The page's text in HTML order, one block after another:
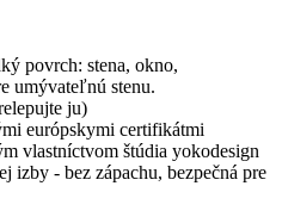
povrch: stena, okno,
umývateľnú stenu.
ju)
európskymi certifikátmi
vlastníctvom štúdia yokodesign
izby - bez zápachu, bezpečná pre